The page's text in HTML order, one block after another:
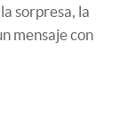
sorpresa, la
mensaje con